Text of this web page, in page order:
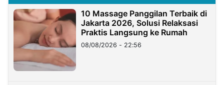
10 Massage Panggilan Terbaik di
Jakarta 2026, Solusi Relaksasi
Praktis Langsung ke Rumah
08/08/2026 - 22:56